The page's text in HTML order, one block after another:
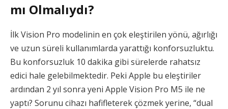
mı Olmalıydı?
İlk Vision Pro modelinin en çok eleştirilen yönü, ağırlığı
ve uzun süreli kullanımlarda yarattığı konforsuzluktu.
Bu konforsuzluk 10 dakika gibi sürelerde rahatsız
edici hale gelebilmektedir. Peki Apple bu eleştiriler
ardından 2 yıl sonra yeni Apple Vision Pro M5 ile ne
yaptı? Sorunu cihazı hafifleterek çözmek yerine, “dual